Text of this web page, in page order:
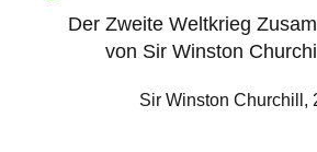
Der Zweite Weltkrieg
von Sir Winston
Sir Winston Churchill,